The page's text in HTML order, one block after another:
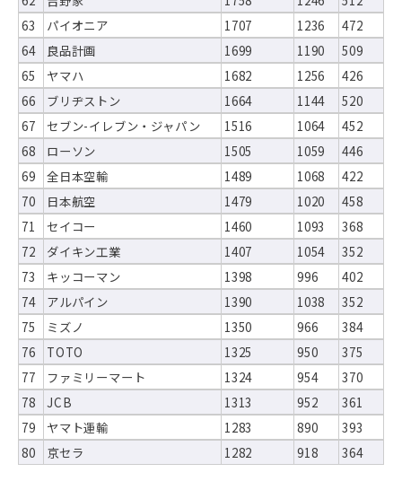
63
パイオニア 1707 1236
472
64
良品計画 1699 1190
509
65
ヤマハ 1682 1256
426
66
ブリヂストン 1664 1144
520
67
セブン-イレブン・ジャパン 1516 1064
452
68
ローソン 1505 1059
446
69
全日本空輸 1489 1068
422
70
日本航空 1479 1020
458
71
セイコー 1460 1093
368
72
ダイキン工業 1407 1054
352
73
キッコーマン 1398 996
402
74
アルパイン 1390 1038
352
75
ミズノ 1350 966
384
76
TOTO 1325 950
375
77
ファミリーマート 1324 954
370
78
JCB 1313 952
361
79
ヤマト運輸 1283 890
393
80
京セラ 1282 918 364